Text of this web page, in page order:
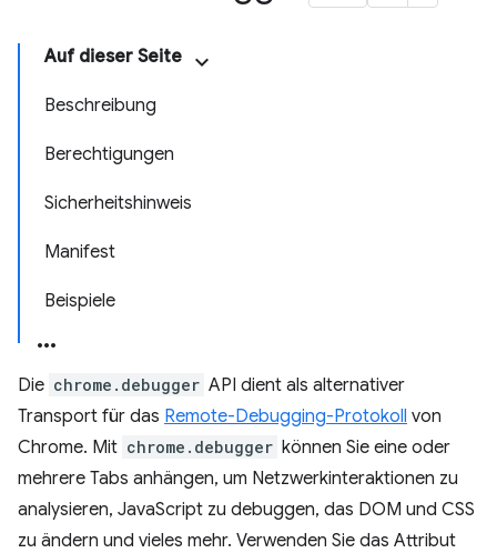
Auf dieser Seite
Beschreibung
Berechtigungen
Sicherheitshinweis
Manifest
Beispiele
Die chrome.debugger API dient als alternativer
Transport für das Remote-Debugging-Protokoll von
Chrome. Mit chrome.debugger können Sie eine oder
mehrere Tabs anhängen, um Netzwerkinteraktionen zu
analysieren, JavaScript zu debuggen, das DOM und CSS
zu ändern und vieles mehr. Verwenden Sie das Attribut